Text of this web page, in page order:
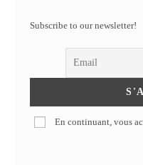
Subscribe to our newsletter!
En continuant, vous